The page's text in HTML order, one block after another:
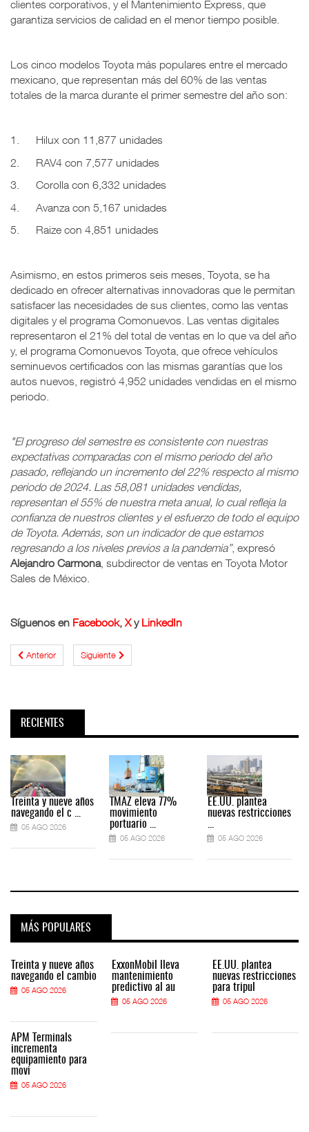
clientes corporativos, y el Mantenimiento Express, que
garantiza servicios de calidad en el menor tiempo posible.
Los cinco modelos Toyota más populares entre el mercado
mexicano, que representan más del 60% de las ventas
totales de la marca durante el primer semestre del año son:
1. Hilux con 11,877 unidades
2. RAV4 con 7,577 unidades
3. Corolla con 6,332 unidades
4. Avanza con 5,167 unidades
5. Raize con 4,851 unidades
Asimismo, en estos primeros seis meses, Toyota, se ha
dedicado en ofrecer alternativas innovadoras que le permitan
satisfacer las necesidades de sus clientes, como las ventas
digitales y el programa Comonuevos. Las ventas digitales
representaron el 21% del total de ventas en lo que va del año
y, el programa Comonuevos Toyota, que ofrece vehículos
seminuevos certificados con las mismas garantías que los
autos nuevos, registró 4,952 unidades vendidas en el mismo
periodo.
"El progreso del semestre es consistente con nuestras
expectativas comparadas con el mismo periodo del año
pasado, reflejando un incremento del 22% respecto al mismo
periodo de 2024. Las 58,081 unidades vendidas,
representan el 55% de nuestra meta anual, lo cual refleja la
confianza de nuestros clientes y el esfuerzo de todo el equipo
de Toyota. Además, son un indicador de que estamos
regresando a los niveles previos a la pandemia”, expresó
Alejandro Carmona, subdirector de ventas en Toyota Motor
Sales de México.
Síguenos en Facebook, Xy LinkedIn
Anterior Siguiente
RECIENTES
Treinta y nueve años
navegando el c ...
05 AGO 2026
TMAZ eleva 77%
movimiento
portuario ...
05 AGO 2026
EE.UU. plantea
nuevas restricciones
05 AGO 2026
MÁS POPULARES
Treinta y nueve años
navegando el cambio
05 AGO 2026
APM Terminals
incrementa
equipamiento para
movi
05 AGO 2026
ExxonMobil lleva
mantenimiento
predictivo al au
05 AGO 2026
EE.UU. plantea
nuevas restricciones
para tripul
05 AGO 2026